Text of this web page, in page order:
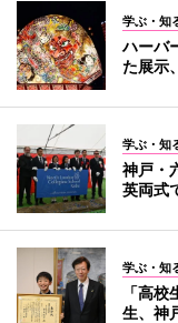
学ぶ・知
ハーバ
た展示
学ぶ・知
神戸・
英両式
学ぶ・知
「高
生、神